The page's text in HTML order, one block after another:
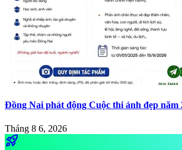
Đồng Nai phát động Cuộc thi ảnh đẹp năm
Tháng 8 6, 2026
rocket_launch